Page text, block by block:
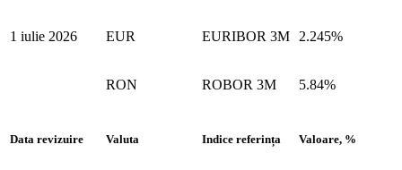
1 iulie 2026 EUR EURIBOR 3M 2.245%
RON ROBOR 3M 5.84%
Data revizuire Valuta Indice referința Valoare, %